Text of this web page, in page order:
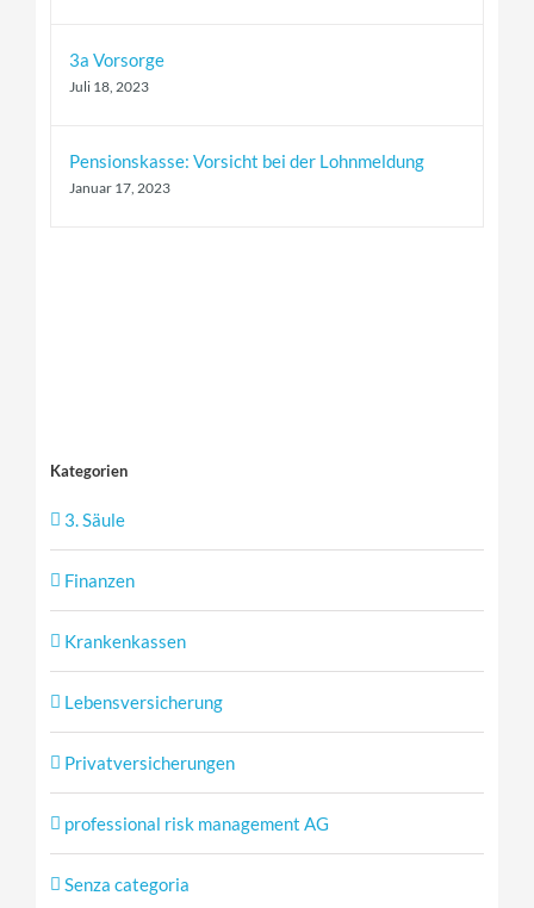
3a Vorsorge
Juli 18, 2023
Pensionskasse: Vorsicht bei der Lohnmeldung
Januar 17, 2023
Kategorien
3. Säule
Finanzen
Krankenkassen
Lebensversicherung
Privatversicherungen
professional risk management AG
Senza categoria